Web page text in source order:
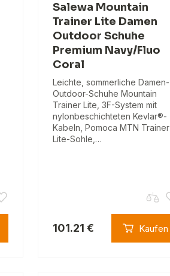
Salewa Mountain
Trainer Lite Damen
Outdoor Schuhe
Premium Navy/Fluo
Coral
Leichte, sommerliche Damen-
Outdoor-Schuhe Mountain
Trainer Lite, 3F-System mit
nylonbeschichteten Kevlar®-
Kabeln, Pomoca MTN Trainer
Lite-Sohle,…
101.21 € Kaufen